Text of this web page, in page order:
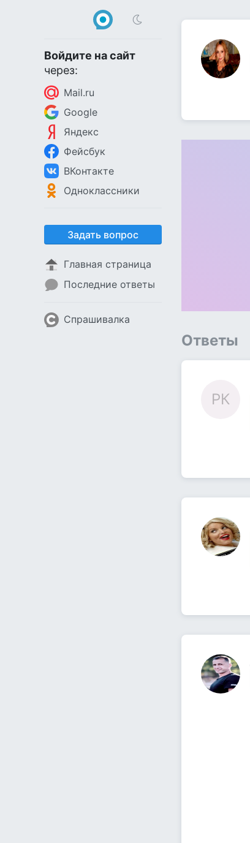
Войдите на сайт
через:
Mail.ru
Google
Яндекс
Фейсбук
ВКонтакте
Одноклассники
Задать вопрос
Главная страница
Последние ответы
Спрашивалка
Ответы
РК